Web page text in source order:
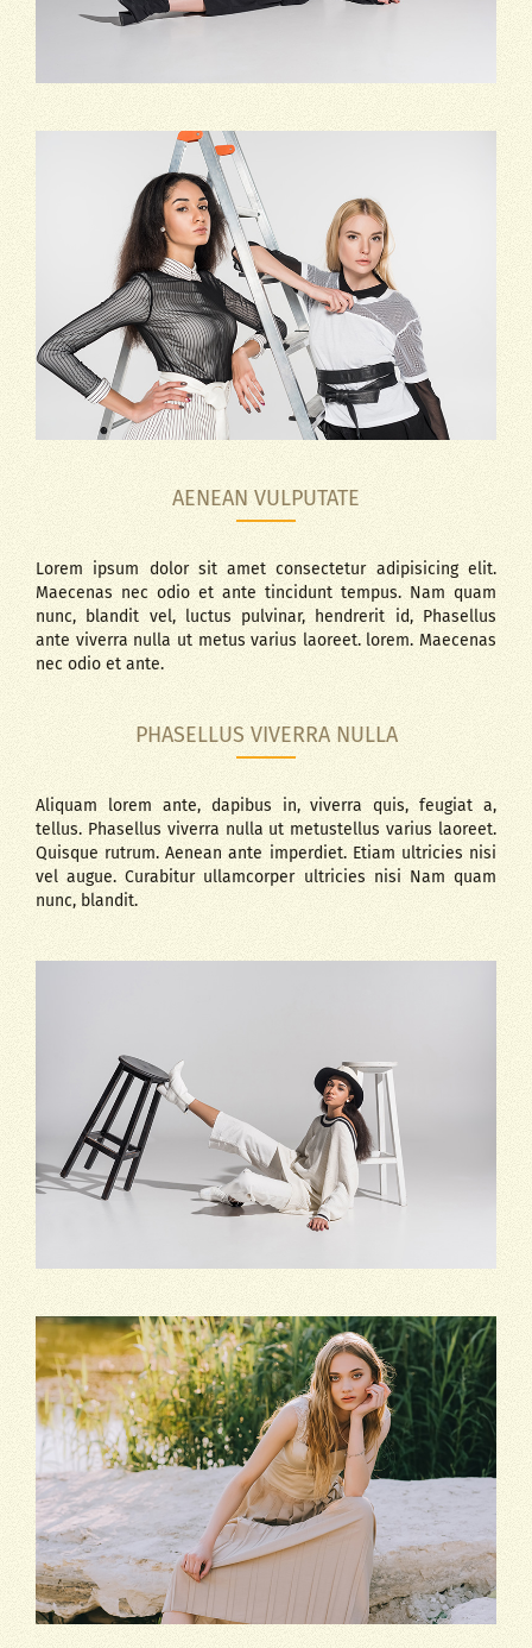
AENEAN VULPUTATE
Lorem ipsum dolor sit amet consectetur adipisicing elit.
Maecenas nec odio et ante tincidunt tempus. Nam quam
nunc, blandit vel, luctus pulvinar, hendrerit id, Phasellus
ante viverra nulla ut metus varius laoreet. lorem. Maecenas
nec odio et ante.
PHASELLUS VIVERRA NULLA
Aliquam lorem ante, dapibus in, viverra quis, feugiat a,
tellus. Phasellus viverra nulla ut metustellus varius laoreet.
Quisque rutrum. Aenean ante imperdiet. Etiam ultricies nisi
vel augue. Curabitur ullamcorper ultricies nisi Nam quam
nunc, blandit.